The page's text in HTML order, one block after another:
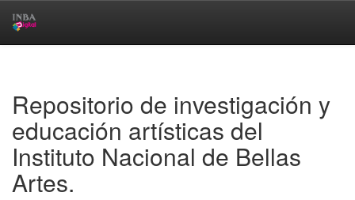
Repositorio de investigación y
educación artísticas del
Instituto Nacional de Bellas
Artes.